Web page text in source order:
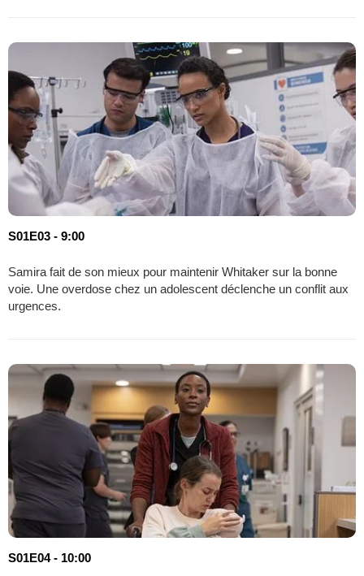
S01E03 - 9:00
Samira fait de son mieux pour maintenir Whitaker sur la bonne
voie. Une overdose chez un adolescent déclenche un conflit aux
urgences.
S01E04 - 10:00